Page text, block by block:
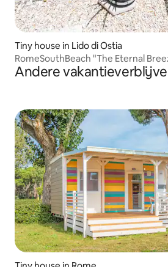
Tiny house in Lido di Ostia
RomeSouthBeach "The Eternal
Andere